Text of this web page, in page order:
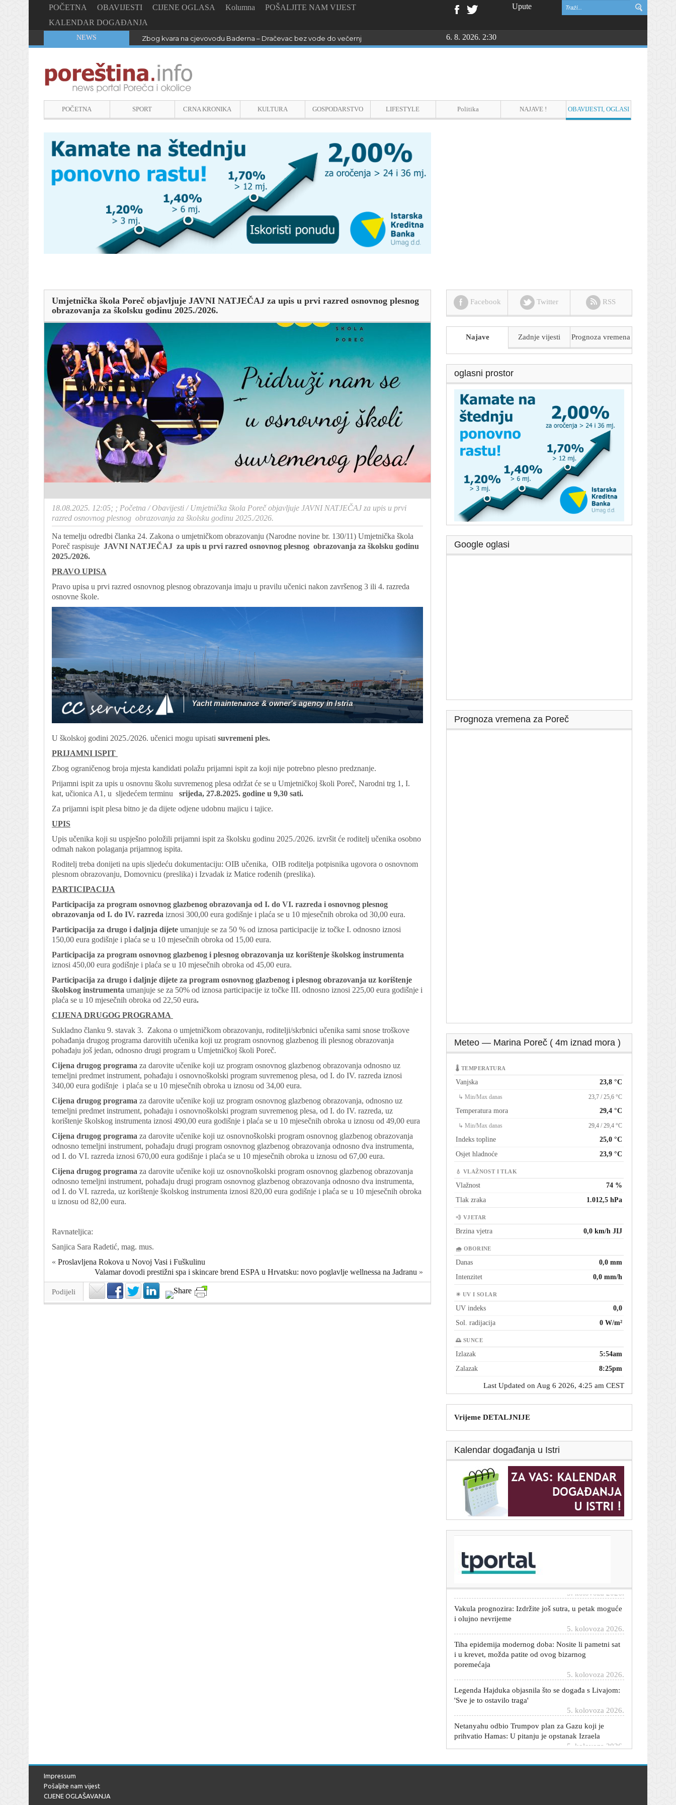
POČETNA OBAVIJESTI CIJENE OGLASA Kolumna
POŠALJITE NAM VIJEST
KALENDAR DOGAĐANJA
Upute
NEWS Zbog kvara na cjevovodu Baderna – Dračevac bez vode do večernjih sati ! 6. 8. 2026. 2:30
POČETNA SPORT CRNA KRONIKA KULTURA GOSPODARSTVO LIFESTYLE Politika NAJAVE ! OBAVIJESTI, OGLASI
Umjetnička škola Poreč objavljuje JAVNI NATJEČAJ za upis u prvi razred osnovnog plesnog
obrazovanja za školsku godinu 2025./2026.
18.08.2025. 12:05; ; Početna /Obavijesti /Umjetnička škola Poreč objavljuje JAVNI NATJEČAJ za upis u prvi
razred osnovnog plesnog obrazovanja za školsku godinu 2025./2026.
Na temelju odredbi članka 24. Zakona o umjetničkom obrazovanju (Narodne novine br. 130/11) Umjetnička škola
Poreč raspisuje JAVNI NATJEČAJ za upis u prvi razred osnovnog plesnog obrazovanja za školsku godinu
2025./2026.
PRAVO UPISA
Pravo upisa u prvi razred osnovnog plesnog obrazovanja imaju u pravilu učenici nakon završenog 3 ili 4. razreda
osnovne škole.
U školskoj godini 2025./2026. učenici mogu upisati suvremeni ples.
PRIJAMNI ISPIT
Zbog ograničenog broja mjesta kandidati polažu prijamni ispit za koji nije potrebno plesno predznanje.
Prijamni ispit za upis u osnovnu školu suvremenog plesa održat će se u Umjetničkoj školi Poreč, Narodni trg 1, I.
kat, učionica A1, u sljedećem terminu srijeda, 27.8.2025. godine u 9,30 sati.
Za prijamni ispit plesa bitno je da dijete odjene udobnu majicu i tajice.
UPIS
Upis učenika koji su uspješno položili prijamni ispit za školsku godinu 2025./2026. izvršit će roditelj učenika osobno
odmah nakon polaganja prijamnog ispita.
Roditelj treba donijeti na upis sljedeću dokumentaciju: OIB učenika, OIB roditelja potpisnika ugovora o osnovnom
plesnom obrazovanju, Domovnicu (preslika) i Izvadak iz Matice rođenih (preslika).
PARTICIPACIJA
Participacija za program osnovnog glazbenog obrazovanja od I. do VI. razreda i osnovnog plesnog
obrazovanja od I. do IV. razreda iznosi 300,00 eura godišnje i plaća se u 10 mjesečnih obroka od 30,00 eura.
Participacija za drugo i daljnja dijete umanjuje se za 50 % od iznosa participacije iz točke I. odnosno iznosi
150,00 eura godišnje i plaća se u 10 mjesečnih obroka od 15,00 eura.
Participacija za program osnovnog glazbenog i plesnog obrazovanja uz korištenje školskog instrumenta
iznosi 450,00 eura godišnje i plaća se u 10 mjesečnih obroka od 45,00 eura.
Participacija za drugo i daljnje dijete za program osnovnog glazbenog i plesnog obrazovanja uz korištenje
školskog instrumenta umanjuje se za 50% od iznosa participacije iz točke III. odnosno iznosi 225,00 eura godišnje i
plaća se u 10 mjesečnih obroka od 22,50 eura.
CIJENA DRUGOG PROGRAMA
Sukladno članku 9. stavak 3. Zakona o umjetničkom obrazovanju, roditelji/skrbnici učenika sami snose troškove
pohađanja drugog programa darovitih učenika koji uz program osnovnog glazbenog ili plesnog obrazovanja
pohađaju još jedan, odnosno drugi program u Umjetničkoj školi Poreč.
Cijena drugog programa za darovite učenike koji uz program osnovnog glazbenog obrazovanja odnosno uz
temeljni predmet instrument, pohađaju i osnovnoškolski program suvremenog plesa, od I. do IV. razreda iznosi
340,00 eura godišnje i plaća se u 10 mjesečnih obroka u iznosu od 34,00 eura.
Cijena drugog programa za darovite učenike koji uz program osnovnog glazbenog obrazovanja, odnosno uz
temeljni predmet instrument, pohađaju i osnovnoškolski program suvremenog plesa, od I. do IV. razreda, uz
korištenje školskog instrumenta iznosi 490,00 eura godišnje i plaća se u 10 mjesečnih obroka u iznosu od 49,00 eura
Cijena drugog programa za darovite učenike koji uz osnovnoškolski program osnovnog glazbenog obrazovanja
odnosno temeljni instrument, pohađaju drugi program osnovnog glazbenog obrazovanja odnosno dva instrumenta,
od I. do VI. razreda iznosi 670,00 eura godišnje i plaća se u 10 mjesečnih obroka u iznosu od 67,00 eura.
Cijena drugog programa za darovite učenike koji uz osnovnoškolski program osnovnog glazbenog obrazovanja
odnosno temeljni instrument, pohađaju drugi program osnovnog glazbenog obrazovanja odnosno dva instrumenta,
od I. do VI. razreda, uz korištenje školskog instrumenta iznosi 820,00 eura godišnje i plaća se u 10 mjesečnih obroka
u iznosu od 82,00 eura.
Ravnateljica:
Sanjica Sara Radetić, mag. mus.
« Proslavljena Rokova u Novoj Vasi i Fuškulinu
Valamar dovodi prestižni spa i skincare brend ESPA u Hrvatsku: novo poglavlje wellnessa na Jadranu »
Podijeli
Facebook Twitter RSS
Najave Zadnje vijesti Prognoza vremena
oglasni prostor
Google oglasi
Prognoza vremena za Poreč
Meteo — Marina Poreč ( 4m iznad mora )
🌡 TEMPERATURA
Vanjska 23,8 °C
↳ Min/Max danas 23,7 / 25,6 °C
Temperatura mora 29,4 °C
↳ Min/Max danas 29,4 / 29,4 °C
Indeks topline
25,0 °C
Osjet hladnoće
23,9 °C
💧 VLAŽNOST I TLAK
Vlažnost
74 %
Tlak zraka
1.012,5 hPa
💨 VJETAR
Brzina vjetra 0,0 km/h JIJ
🌧 OBORINE
Danas
0,0 mm
Intenzitet
0,0 mm/h
☀ UV I SOLAR
UV indeks
0,0
Sol. radijacija
0 W/m²
🌅 SUNCE
Izlazak
5:54am
Zalazak
8:25pm
Last Updated on Aug 6 2026, 4:25 am CEST
Vrijeme DETALJNIJE
Kalendar događanja u Istri
Dnevni horoskop za 6. kolovoza 2026. - što vam
zvijezde danas donose
Vakula prognozira: Izdržite još sutra, u petak moguće
5. kolovoza 2026.
Tiha epidemija modernog doba: Nosite li pametni sat
poremećaja
5. kolovoza 2026.
Legenda Hajduka objasnila što se događa s Livajom:
5. kolovoza 2026.
Netanyahu odbio Trumpov plan za Gazu koji je
5. kolovoza 2026.
Nijemce ozbiljno zabrinuo dron s bombom u
5. kolovoza 2026.
Impressum
Pošaljite nam vijest
CIJENE OGLAŠAVANJA